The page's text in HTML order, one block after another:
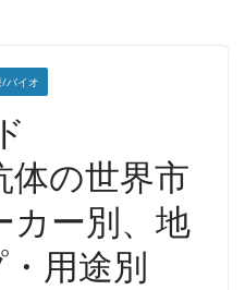
バイオ
体の世界市
カー別、地
用途別